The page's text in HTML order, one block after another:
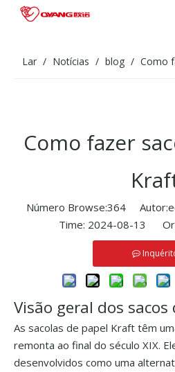
Lar / Notícias / blog / Como
Como fazer
Número Browse:364
Time: 2024-08-13
Visão geral dos
As sacolas de papel Kraft têm
remonta ao final do século XIX.
desenvolvidos como uma